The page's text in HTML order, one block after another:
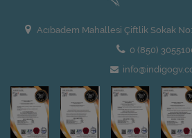
Acıbadem Mahallesi Çiftlik Sokak
0 (850)